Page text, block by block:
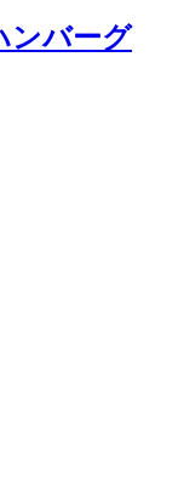
ンバーグ